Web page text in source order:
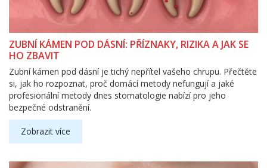
ZUBNÍ KÁMEN POD DÁSNÍ: PŘÍZNAKY, RIZIKA A JAK SE
HO ZBAVIT
Zubní kámen pod dásní je tichý nepřítel vašeho chrupu. Přečtěte
si, jak ho rozpoznat, proč domácí metody nefungují a jaké
profesionální metody dnes stomatologie nabízí pro jeho
bezpečné odstranění.
Zobrazit více